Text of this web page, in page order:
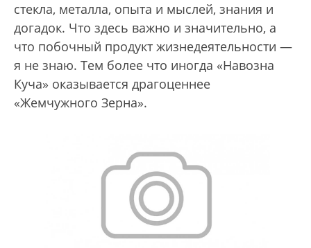
стекла, металла, опыта и мыслей, знания и
догадок. Что здесь важно и значительно, а
что побочный продукт жизнедеятельности —
я не знаю. Тем более что иногда «Навозна
Куча» оказывается драгоценнее
«Жемчужного Зерна».